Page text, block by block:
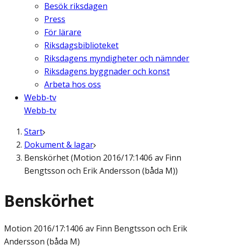
Besök riksdagen
Press
För lärare
Riksdagsbiblioteket
Riksdagens myndigheter och nämnder
Riksdagens byggnader och konst
Arbeta hos oss
Webb-tv
Webb-tv
Start
Dokument & lagar
Benskörhet (Motion 2016/17:1406 av Finn
Bengtsson och Erik Andersson (båda M))
Benskörhet
Motion 2016/17:1406 av Finn Bengtsson och Erik
Andersson (båda M)